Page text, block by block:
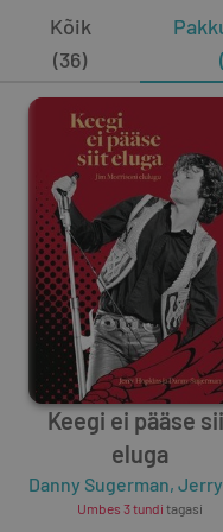
Kõik
(36)
Keegi ei pääse
eluga
Danny Sugerman, Jerry Hopkins
Umbes 3 tundi tagasi